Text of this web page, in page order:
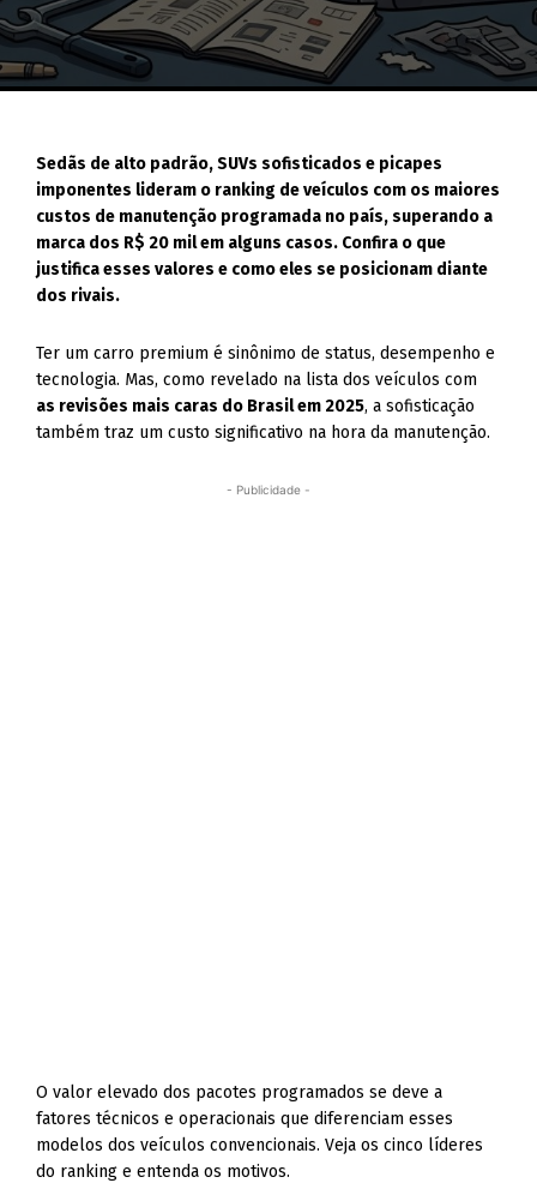
Sedãs de alto padrão, SUVs sofisticados e picapes
imponentes lideram o ranking de veículos com os maiores
custos de manutenção programada no país, superando a
marca dos R$ 20 mil em alguns casos. Confira o que
justifica esses valores e como eles se posicionam diante
dos rivais.
Ter um carro premium é sinônimo de status, desempenho e
tecnologia. Mas, como revelado na lista dos veículos com
as revisões mais caras do Brasil em 2025, a sofisticação
também traz um custo significativo na hora da manutenção.
- Publicidade -
O valor elevado dos pacotes programados se deve a
fatores técnicos e operacionais que diferenciam esses
modelos dos veículos convencionais. Veja os cinco líderes
do ranking e entenda os motivos.